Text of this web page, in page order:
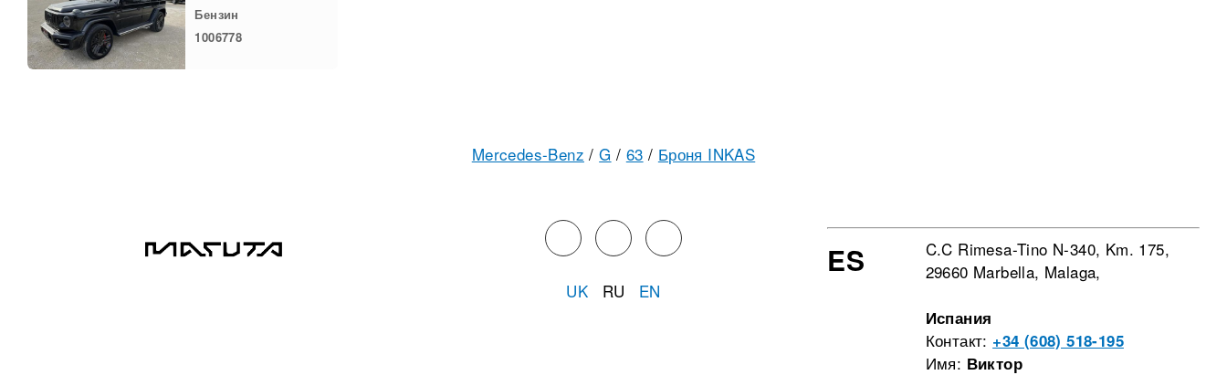
Бензин
1006778
Mercedes-Benz / G / 63 / Броня INKAS
UK RU EN
ES
C.C Rimesa-Tino N-340, Km. 175,
29660 Marbella, Malaga,
Испания
Контакт: +34 (608) 518-195
Имя: Виктор